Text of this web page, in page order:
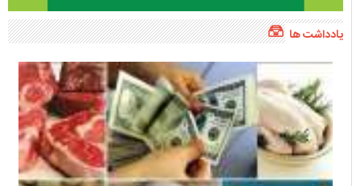
یادداشت ها